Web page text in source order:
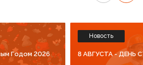
Годом 2026
Новость
8 АВГУСТА - ДЕНЬ